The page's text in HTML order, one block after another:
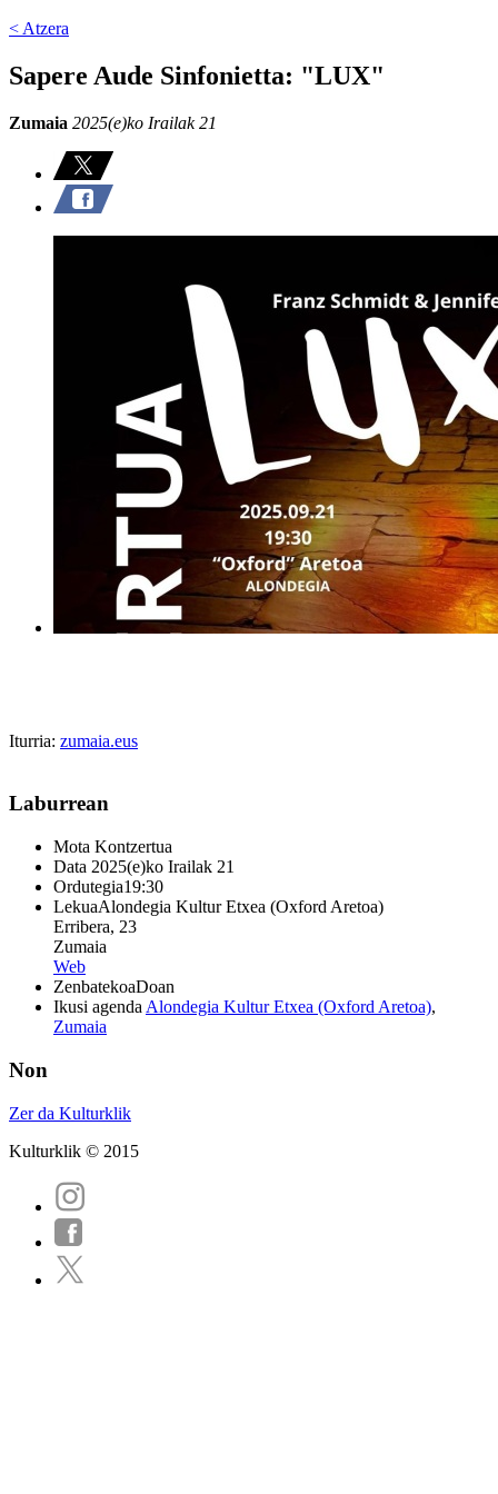
< Atzera
Sapere Aude Sinfonietta: "LUX"
Zumaia 2025(e)ko Irailak 21
Iturria: zumaia.eus
Laburrean
Mota Kontzertua
Data 2025(e)ko Irailak 21
Ordutegia19:30
LekuaAlondegia Kultur Etxea (Oxford Aretoa)
Erribera, 23
Zumaia
Web
ZenbatekoaDoan
Ikusi agenda Alondegia Kultur Etxea (Oxford Aretoa),
Zumaia
Non
Zer da Kulturklik
Kulturklik © 2015